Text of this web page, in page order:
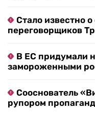
Стало известно
переговорщиков
В ЕС придумали
замороженными
Сооснователь
рупором